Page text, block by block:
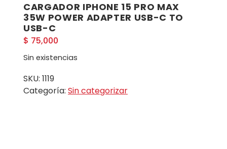
CARGADOR IPHONE 15 PRO MAX
35W POWER ADAPTER USB-C TO
USB-C
$ 75,000
Sin existencias
SKU: 1119
Categoría: Sin categorizar